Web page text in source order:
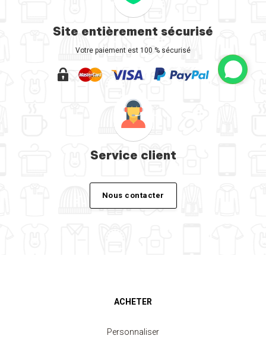
Site entièrement sécurisé
Votre paiement est 100 % sécurisé
Service client
Nous contacter
ACHETER
Personnaliser